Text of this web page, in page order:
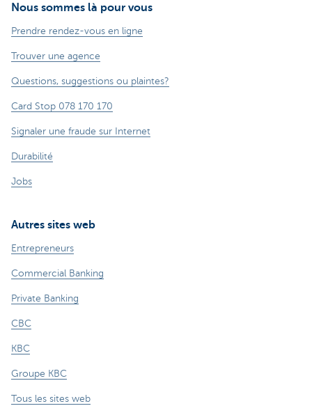
Nous sommes là pour vous
Prendre rendez-vous en ligne
Trouver une agence
Questions, suggestions ou plaintes?
Card Stop 078 170 170
Signaler une fraude sur Internet
Durabilité
Jobs
Autres sites web
Entrepreneurs
Commercial Banking
Private Banking
CBC
KBC
Groupe KBC
Tous les sites web